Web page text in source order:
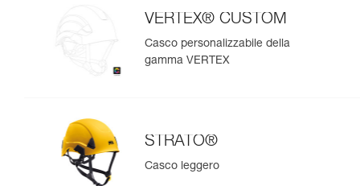
VERTEX® CUSTOM
Casco personalizzabile della
gamma VERTEX
STRATO®
Casco leggero